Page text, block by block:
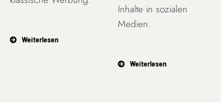
Weiterlesen
Inhalte in sozialen
Medien.
Weiterlesen